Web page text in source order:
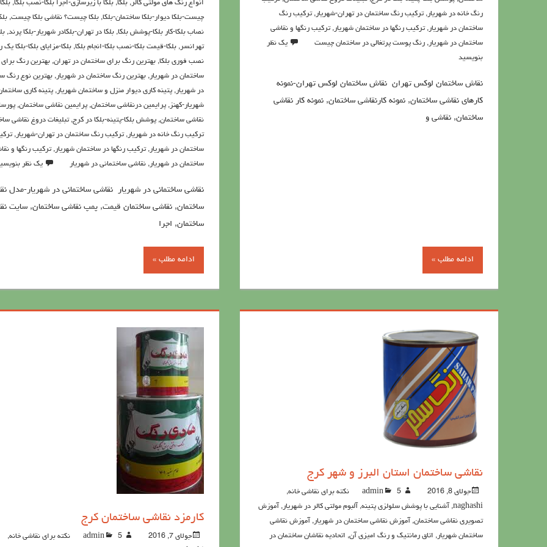
رنگ خانه در شهریار,تركيب رنگ ساختمان در تهران-شهریار,ترکیب رنگ
ساختمان در شهریار,ترکیب رنگها در ساختمان شهریار,ترکیب رنگها و نقاشی
ساختمان در شهریار,رنگ پوست پرتغالی در ساختمان چیست
یک نظر
بنویسید
نقاش ساختمان لوكس تهران نقاش ساختمان لوكس تهران-نمونه
کارهای نقاشی ساختمان, نمونه کارنقاشی ساختمان, نمونه کار نقاشی
ساختمان, نقاشی و
ادامه مطلب »
انواع رنگ های مولتی کالر,بلکا,بلکا با زیرسازی-اجرا بلکا-نصب بلکا,بلکا
چیست-بلکا دیوار-بلکا ساختمان-بلکا,بلکا چیست؟ نقاشی بلکا چیست,
نصاب بلکا-کار بلکا-پوشش بلکا,بلکا در تهران-بلکادر شهریار-بلکا پرند,
تهرانسر,بلکا-قیمت بلکا-نصب بلکا-انجام بلکا,بلکا-مزایای بلکا-بلکا یک
نصب فوری بلکا,بهترین رنگ برای ساختمان در تهران,بهترین رنگ برای
ساختمان در شهریار,بهترین رنگ ساختمان در شهریار,بهترین نوع رنگ
در شهریار,پتينه کاري ديوار منزل و ساختمان شهریار,پتینه کاری
شهریار-کهنز,پرايمين درنقاشي ساختمان,پرايمين نقاشي ساختمان,
نقاشی ساختمان,پوشش بلکا-پتینه-بلکا در کرج,تبلیغات دروغ نقاشی
تركيب رنگ خانه در شهریار,تركيب رنگ ساختمان در تهران-شهریار,
ساختمان در شهریار,ترکیب رنگها در ساختمان شهریار,ترکیب رنگها و
ساختمان در شهریار,نقاشی ساختمانی در شهریار یک نظر
نقاشی ساختمانی در شهریار نقاشی ساختمانی در شهریار-مدل
ساختمان, نقاشی ساختمان قیمت, پمپ نقاشی ساختمان, سایت
ساختمان, اجرا
ادامه مطلب »
نقاشی ساختمان استان البرز و شهر کرج
جولای 8, 2016 admin 5نکته برای نقاشی خانه
,
naghashi
, آشنايي با پوشش سلولزي پتينه, آلبوم مولتی کالر در شهریار, آموزش
تصویری نقاشی ساختمان, آموزش نقاشی ساختمان در شهریار, آموزش نقاشی
ساختمان شهریار, اتاق رمانتیک و رنگ امیزی آن, اتحادیه نقاشان ساختمان در
کارمزد نقاشی ساختمان کرج
جولای 7, 2016 admin 5نکته برای نقاشی خانه ,